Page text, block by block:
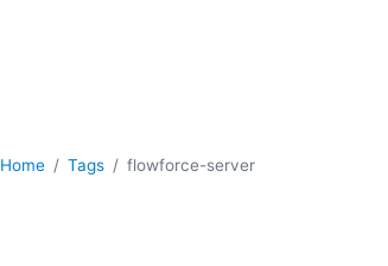
Home Tags flowforce-server